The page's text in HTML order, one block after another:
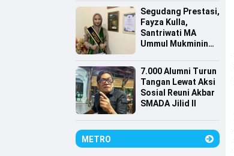
Segudang Prestasi,
Fayza Kulla,
Santriwati MA
Ummul Mukminin
Indonesia
7.000 Alumni Turun
Tangan Lewat Aksi
Sosial Reuni Akbar
SMADA Jilid II
METRO